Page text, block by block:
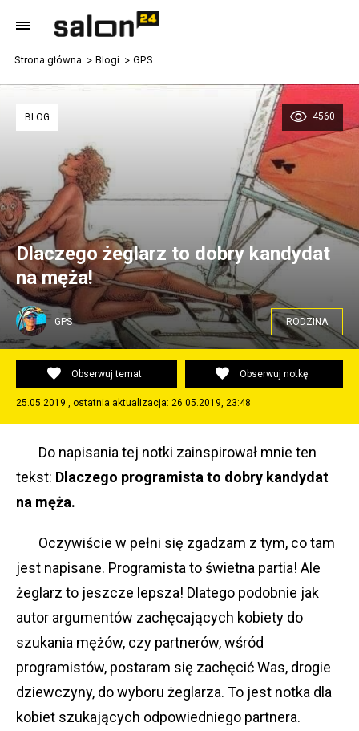
Strona główna Blogi GPS
4560
BLOG
Dlaczego żeglarz to dobry kandydat
na męża!
GPS RODZINA
Obserwuj temat Obserwuj notkę
25.05.2019 , ostatnia aktualizacja: 26.05.2019, 23:48
Do napisania tej notki zainspirował mnie ten
tekst: Dlaczego programista to dobry kandydat
na męża.
Oczywiście w pełni się zgadzam z tym, co tam
jest napisane. Programista to świetna partia! Ale
żeglarz to jeszcze lepsza! Dlatego podobnie jak
autor argumentów zachęcających kobiety do
szukania mężów, czy partnerów, wśród
programistów, postaram się zachęcić Was, drogie
dziewczyny, do wyboru żeglarza. To jest notka dla
kobiet szukających odpowiedniego partnera.